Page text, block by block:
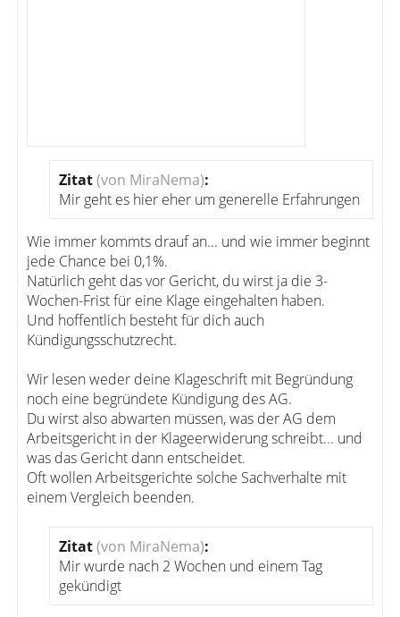
Zitat(von MiraNema):
Mir geht es hier eher um generelle Erfahrungen
Wie immer kommts drauf an... und wie immer beginnt
jede Chance bei 0,1%.
Natürlich geht das vor Gericht, du wirst ja die 3-
Wochen-Frist für eine Klage eingehalten haben.
Und hoffentlich besteht für dich auch
Kündigungsschutzrecht.
Wir lesen weder deine Klageschrift mit Begründung
noch eine begründete Kündigung des AG.
Du wirst also abwarten müssen, was der AG dem
Arbeitsgericht in der Klageerwiderung schreibt... und
was das Gericht dann entscheidet.
Oft wollen Arbeitsgerichte solche Sachverhalte mit
einem Vergleich beenden.
Zitat(von MiraNema):
Mir wurde nach 2 Wochen und einem Tag
gekündigt